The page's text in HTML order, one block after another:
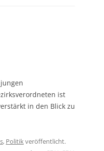
ist
in den Blick zu
, Politikveröffentlicht.